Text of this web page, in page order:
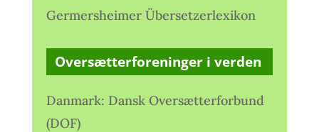
Germersheimer Übersetzerlexikon
Oversætterforeninger i verden
Danmark: Dansk Oversætterforbund
(DOF)